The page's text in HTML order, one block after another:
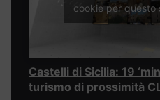
cookie per questo
Castelli di Sicilia: 19
turismo di prossimità